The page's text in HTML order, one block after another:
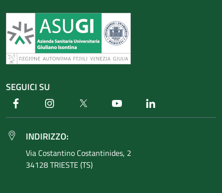
SEGUICI SU
Facebook Instagram Twitter Youtube
INDIRIZZO:
Via Costantino Costantinides, 2
34128 TRIESTE (TS)